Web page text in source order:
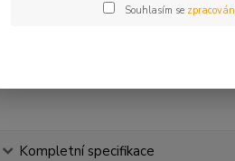
Kompletní specifikace
Souhlasím se